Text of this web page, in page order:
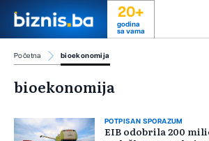
20+
godina
sa vama
Početna bioekonomija
bioekonomija
POTPISAN SPORAZUM
EIB odobrila 200